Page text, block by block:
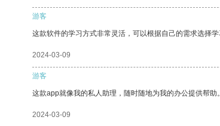
游客
这款软件的学习方式非常灵活，可以根据自己的需求选择学
2024-03-09
游客
这款app就像我的私人助理，随时随地为我的办公提供帮
2024-03-09